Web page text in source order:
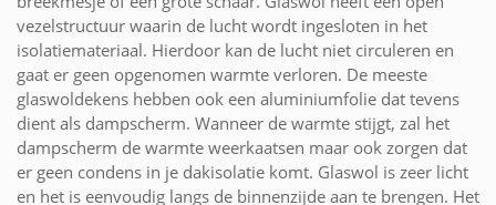
vezelstructuur waarin de lucht wordt ingesloten in het
isolatiemateriaal. Hierdoor kan de lucht niet circuleren en
gaat er geen opgenomen warmte verloren. De meeste
glaswoldekens hebben ook een aluminiumfolie dat tevens
dient als dampscherm. Wanneer de warmte stijgt, zal het
dampscherm de warmte weerkaatsen maar ook zorgen dat
er geen condens in je dakisolatie komt. Glaswol is zeer licht
en het is eenvoudig langs de binnenzijde aan te brengen. Het